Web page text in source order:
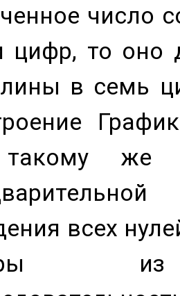
число
цифр, то оно
в семь
же
всех
из